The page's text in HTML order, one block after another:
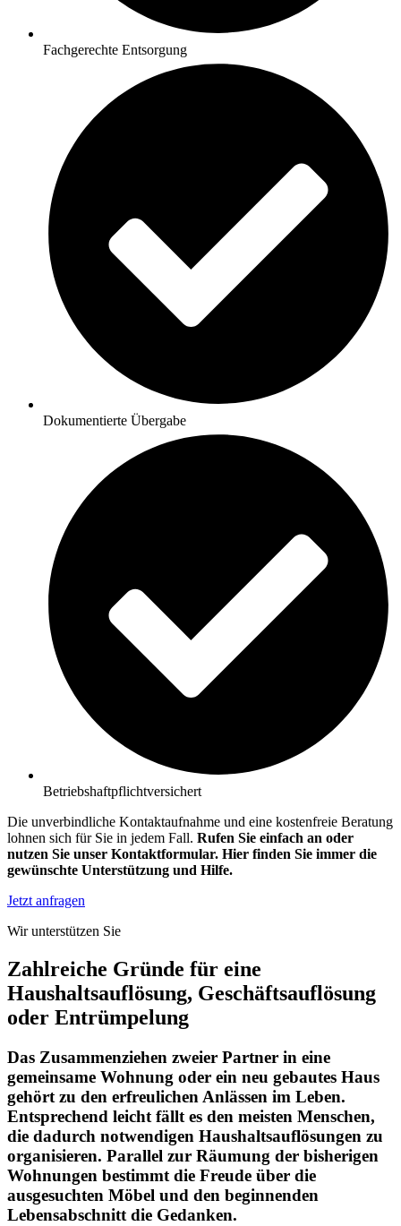
Fachgerechte Entsorgung
Dokumentierte Übergabe
Betriebshaftpflichtversichert
Die unverbindliche Kontaktaufnahme und eine kostenfreie Beratung
lohnen sich für Sie in jedem Fall. Rufen Sie einfach an oder
nutzen Sie unser Kontaktformular. Hier finden Sie immer die
gewünschte Unterstützung und Hilfe.
Jetzt anfragen
Wir unterstützen Sie
Zahlreiche Gründe für eine
Haushaltsauflösung, Geschäftsauflösung
oder Entrümpelung
Das Zusammenziehen zweier Partner in eine
gemeinsame Wohnung oder ein neu gebautes Haus
gehört zu den erfreulichen Anlässen im Leben.
Entsprechend leicht fällt es den meisten Menschen,
die dadurch notwendigen Haushaltsauflösungen zu
organisieren. Parallel zur Räumung der bisherigen
Wohnungen bestimmt die Freude über die
ausgesuchten Möbel und den beginnenden
Lebensabschnitt die Gedanken.